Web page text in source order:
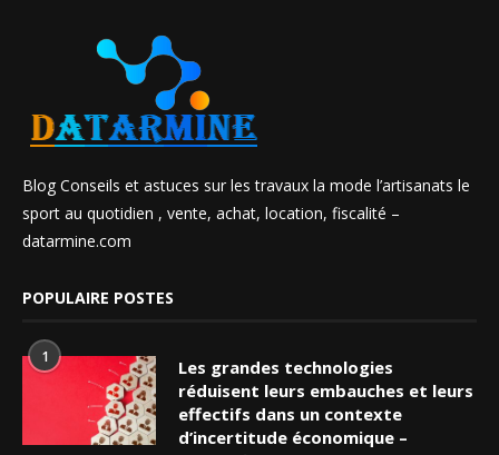
Blog Conseils et astuces sur les travaux la mode l’artisanats le
sport au quotidien , vente, achat, location, fiscalité –
datarmine.com
POPULAIRE POSTES
1
Les grandes technologies
réduisent leurs embauches et leurs
effectifs dans un contexte
d’incertitude économique –